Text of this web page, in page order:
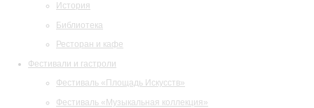
История
Библиотека
Ресторан и кафе
Фестивали и гастроли
Фестиваль «Площадь Искусств»
Фестиваль «Музыкальная коллекция»